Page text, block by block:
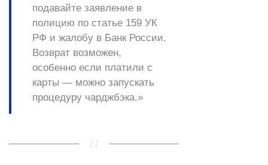
подавайте заявление в
полицию по статье 159 УК
РФ и жалобу в Банк России.
Возврат возможен,
особенно если платили с
карты — можно запускать
процедуру чарджбэка.»